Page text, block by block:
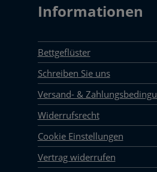
Informationen
Bettgeflüster
Schreiben Sie uns
Versand- &
Widerrufsrecht
Cookie Einstellungen
Vertrag widerrufen